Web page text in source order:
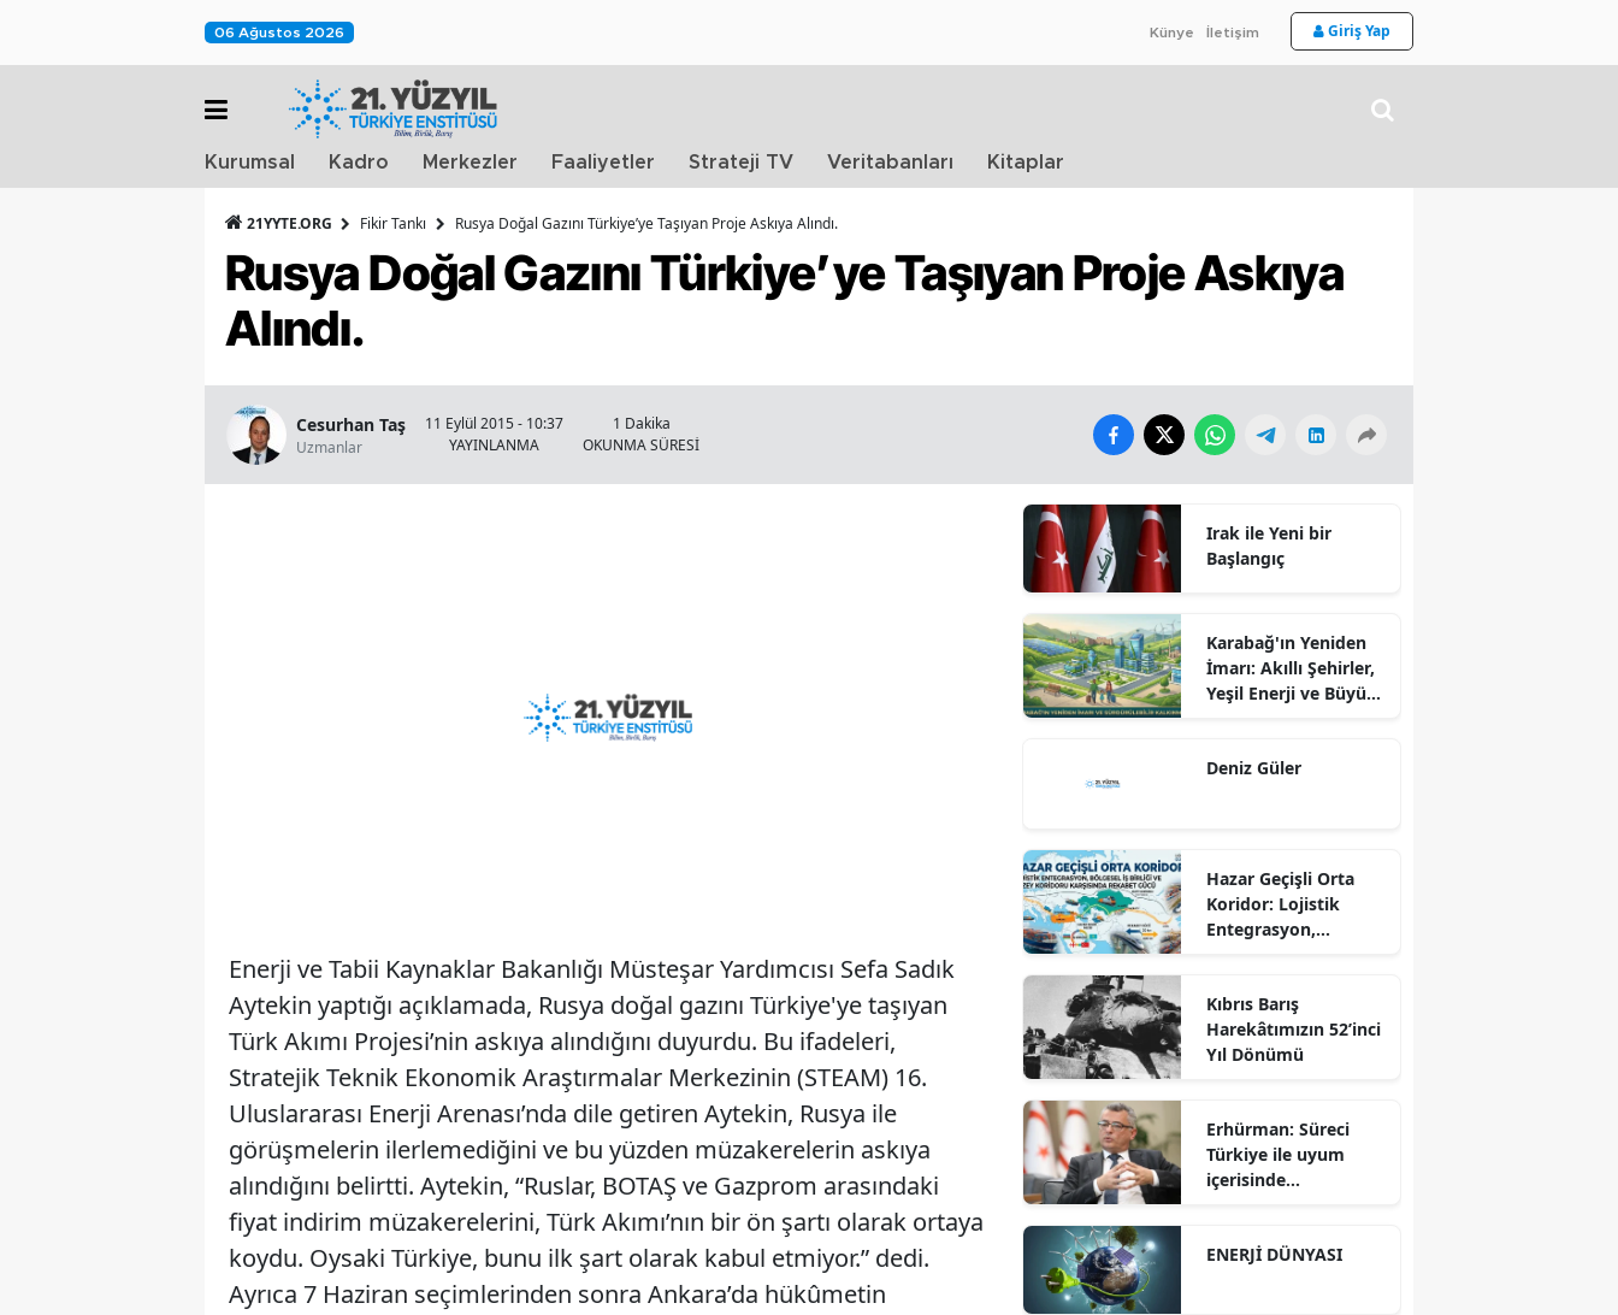
06 Ağustos 2026 Künye İletişim Giriş Yap
Kurumsal Kadro Merkezler Faaliyetler Strateji TV Veritabanları Kitaplar
21YYTE.ORG Fikir Tankı Rusya Doğal Gazını Türkiye’ye Taşıyan Proje Askıya Alındı.
Rusya Doğal Gazını Türkiye’ye Taşıyan Proje Askıya
Alındı.
Cesurhan Taş
Uzmanlar
11 Eylül 2015 - 10:37
YAYINLANMA
1 Dakika
OKUNMA SÜRESİ
Enerji ve Tabii Kaynaklar Bakanlığı Müsteşar Yardımcısı Sefa Sadık
Aytekin yaptığı açıklamada, Rusya doğal gazını Türkiye'ye taşıyan
Türk Akımı Projesi’nin askıya alındığını duyurdu. Bu ifadeleri,
Stratejik Teknik Ekonomik Araştırmalar Merkezinin (STEAM) 16.
Uluslararası Enerji Arenası’nda dile getiren Aytekin, Rusya ile
görüşmelerin ilerlemediğini ve bu yüzden müzakerelerin askıya
alındığını belirtti. Aytekin, “Ruslar, BOTAŞ ve Gazprom arasındaki
fiyat indirim müzakerelerini, Türk Akımı’nın bir ön şartı olarak ortaya
koydu. Oysaki Türkiye, bunu ilk şart olarak kabul etmiyor.” dedi.
Ayrıca 7 Haziran seçimlerinden sonra Ankara’da hükûmetin
Irak ile Yeni bir
Başlangıç
Karabağ'ın Yeniden
İmarı: Akıllı Şehirler,
Yeşil Enerji ve Büyük
Sürdürülebilir
Deniz Güler
Hazar Geçişli Orta
Koridor: Lojistik
Entegrasyon,
Karşısında Rekabet
Gücü
Kıbrıs Barış
Harekâtımızın 52’inci
Yıl Dönümü
Erhürman: Süreci
Türkiye ile uyum
içerisinde
ENERJİ DÜNYASI